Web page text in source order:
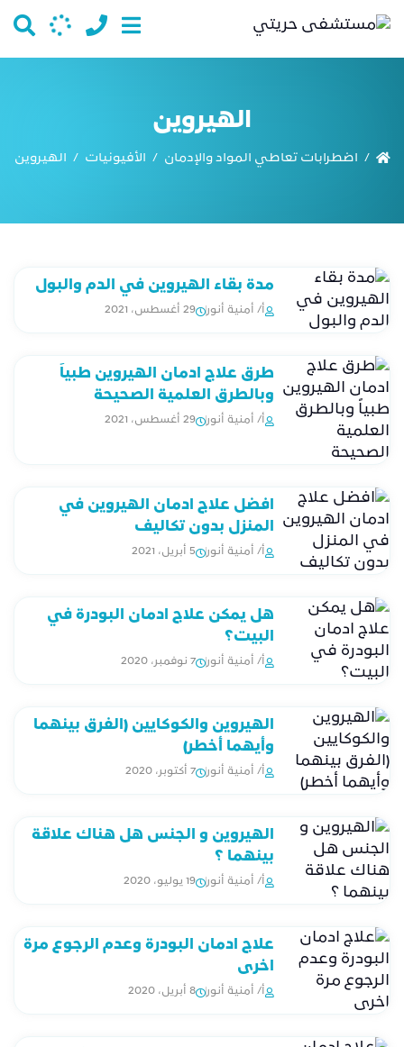
الهيروين
/ اضطرابات تعاطي المواد والإدمان / الأفيونيات / الهيروين
مدة بقاء الهيروين في الدم والبول
أ/ أمنية أنور 29 أغسطس، 2021
طرق علاج ادمان الهيروين طبياً
وبالطرق العلمية الصحيحة
أ/ أمنية أنور 29 أغسطس، 2021
افضل علاج ادمان الهيروين في
المنزل بدون تكاليف
أ/ أمنية أنور 5 أبريل، 2021
هل يمكن علاج ادمان البودرة في
البيت؟
أ/ أمنية أنور 7 نوفمبر، 2020
الهيروين والكوكايين (الفرق بينهما
وأيهما أخطر)
أ/ أمنية أنور 7 أكتوبر، 2020
الهيروين و الجنس هل هناك علاقة
بينهما ؟
أ/ أمنية أنور 19 يوليو، 2020
علاج ادمان البودرة وعدم الرجوع مرة
اخرى
أ/ أمنية أنور 8 أبريل، 2020